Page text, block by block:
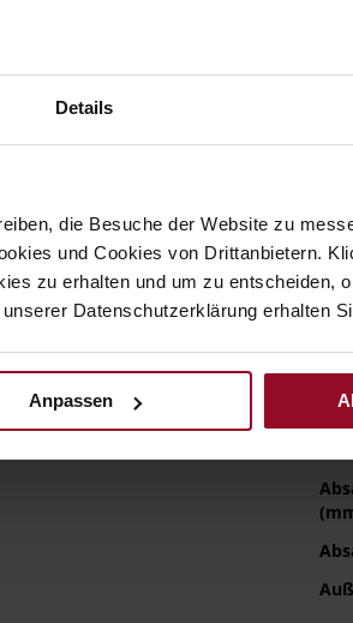
Details
die Besuche der Website zu
und Cookies von Drittanbietern.
zu erhalten und um zu entscheiden,
Datenschutzerklärung erhalten
Anpassen